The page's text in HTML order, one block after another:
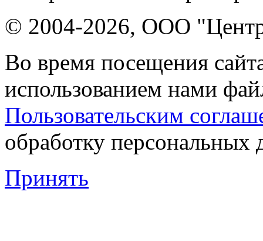
© 2004-2026, ООО "Центр
Во время посещения
использованием нами
Пользовательским
обработку персональных
Принять